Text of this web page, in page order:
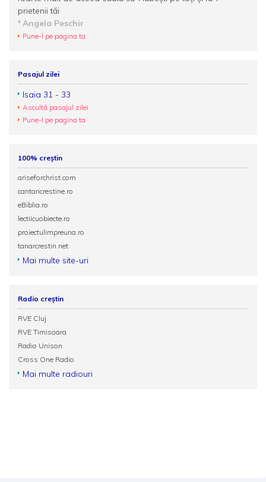
prietenii tăi
Angela Peschir
Pune-l pe pagina ta
Pasajul zilei
Isaia 31 - 33
Ascultă pasajul zilei
Pune-l pe pagina ta
100% creștin
ariseforchrist.com
cantaricrestine.ro
eBiblia.ro
lectiicuobiecte.ro
proiectulimpreuna.ro
tanarcrestin.net
Mai multe site-uri
Radio creștin
RVE Cluj
RVE Timisoara
Radio Unison
Cross One Radio
Mai multe radiouri